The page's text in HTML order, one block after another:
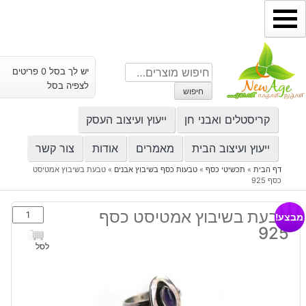
דילוג
לתוכן
חיפוש
עבור:
חיפוש
יש לך בסל 0 פריטים
לצפיה בסל
קריסטלים ואבני חן ייעוץ ועיצוב העסק
ייעוץ ועיצוב הבית מאמרים אודות צור קשר
דף הבית» תכשיטי כסף» טבעות כסף בשיבוץ אבנים » טבעת בשיבוץ אמטיסט
כסף 925
טבעת בשיבוץ אמטיסט כסף
925
כמות
של
טבעת
לסל
מבצע!